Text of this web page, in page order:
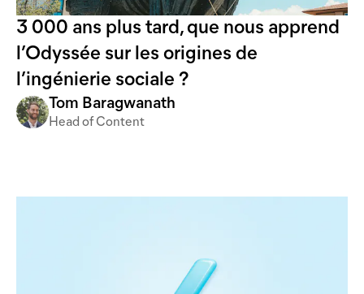
3 000 ans plus tard, que nous apprend
l’Odyssée sur les origines de
l’ingénierie sociale ?
Tom Baragwanath
Head of Content